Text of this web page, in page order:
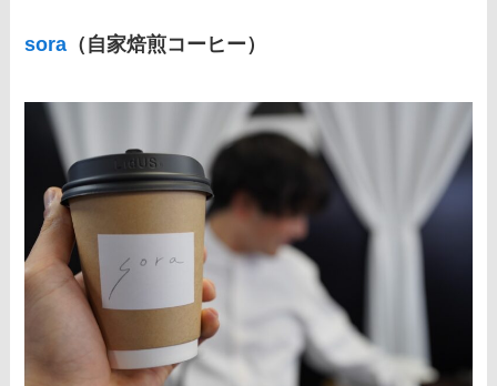
sora （自家焙煎コーヒー）